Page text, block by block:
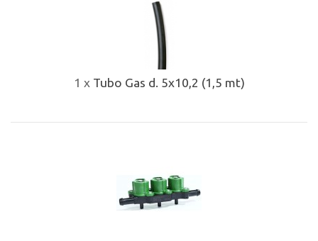
1 x Tubo Gas d. 5x10,2 (1,5 mt)